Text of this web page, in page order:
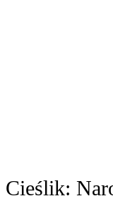
Cieślik: